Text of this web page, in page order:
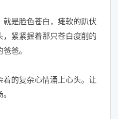
是脸色苍白，瘫软的趴伏
紧紧握着那只苍白瘦削的
爸。
的复杂心情涌上心头。让